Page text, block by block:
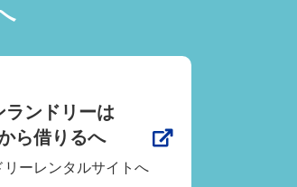
ランドリーは
ら借りるへ
リーレンタルサイトへ